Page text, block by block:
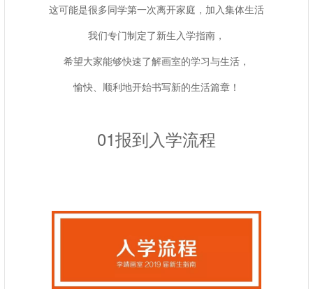
这可能是很多同学第一次离开家庭，加入集体生活
我们专门制定了新生入学指南，
希望大家能够快速了解画室的学习与生活，
愉快、顺利地开始书写新的生活篇章！
01报到入学流程